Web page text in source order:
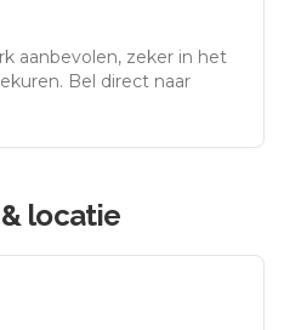
aanbevolen, zeker in het
Bel direct naar
locatie